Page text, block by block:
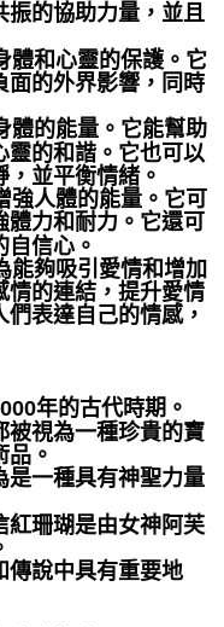
振的協助力量，並且
體和心靈的保護。它
面的外界影響，同時
體的能量。它能幫助
靈的和諧。它也可以
並平衡情緒。
強人體的能量。它可
力和耐力。它還可
信心。
能夠吸引愛情和增加
情的連結，提升愛情
表達自己的情感，
年的古代時期。
被視為一種珍貴的寶
。
是一種具有神聖力量
紅珊瑚是由女神阿芙
傳說中具有重要地